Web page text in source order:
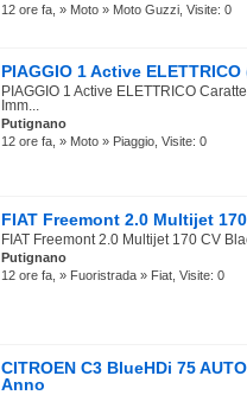
12 ore fa, » Moto » Moto Guzzi, Visite: 0
PIAGGIO 1 Active
PIAGGIO 1 Active ELETTRICO
Imm...
Putignano
12 ore fa, » Moto » Piaggio, Visite: 0
FIAT Freemont 2.0 Multijet
FIAT Freemont 2.0 Multijet 170 CV
Putignano
12 ore fa, » Fuoristrada » Fiat, Visite: 0
CITROEN C3 BlueHDi 75
Anno